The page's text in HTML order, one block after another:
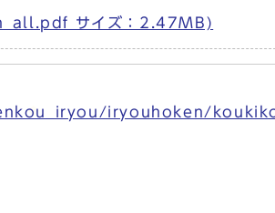
サイズ：2.47MB)
iryouhoken/